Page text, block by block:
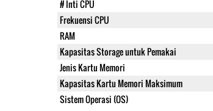
# Inti CPU
Frekuensi CPU
RAM
Kapasitas Storage untuk Pemakai
Jenis Kartu Memori
Kapasitas Kartu Memori Maksimum
Sistem Operasi (OS)